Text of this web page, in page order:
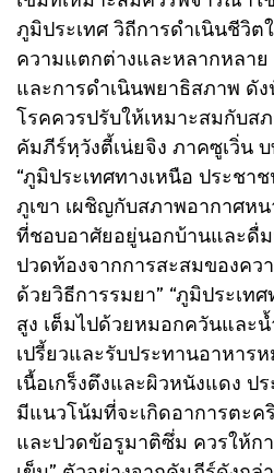
ภูมิประเทศ วิถีการดำเนินชีวิต
ความแตกต่างและหลากหลาย
และการดำเนินพยาธิสภาพ ดั
โรคควรปรับให้เหมาะสมกับส
คัมภีร์หฺวังตี้เน่ยจิง ภาคซูเวิ่น
“ภูมิประเทศทางเหนือ ประชา
ภูเขา เผชิญกับสภาพอากาศห
ที่ชอบอาศัยอยู่นอกบ้านและดื่
ปวดท้องจากการสะสมของคว
ด้วยวิธีการรมยา” “ภูมิประเท
สูง เต็มไปด้วยหมอกควันและ
เปรี้ยวและรับประทานอาหาร
เนื้อเกร็งตึงและผิวหนังแดง
มีแนวโน้มที่จะเกิดอาการตะค
และปวดข้อรูมาติซึ่ม ควรให้ก